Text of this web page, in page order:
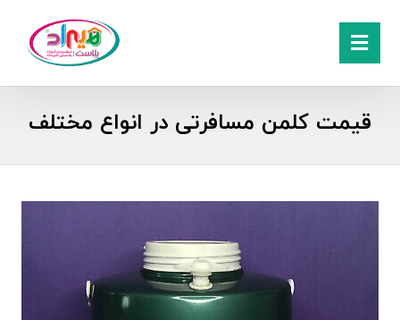
قیمت کلمن مسافرتی در انواع مختلف